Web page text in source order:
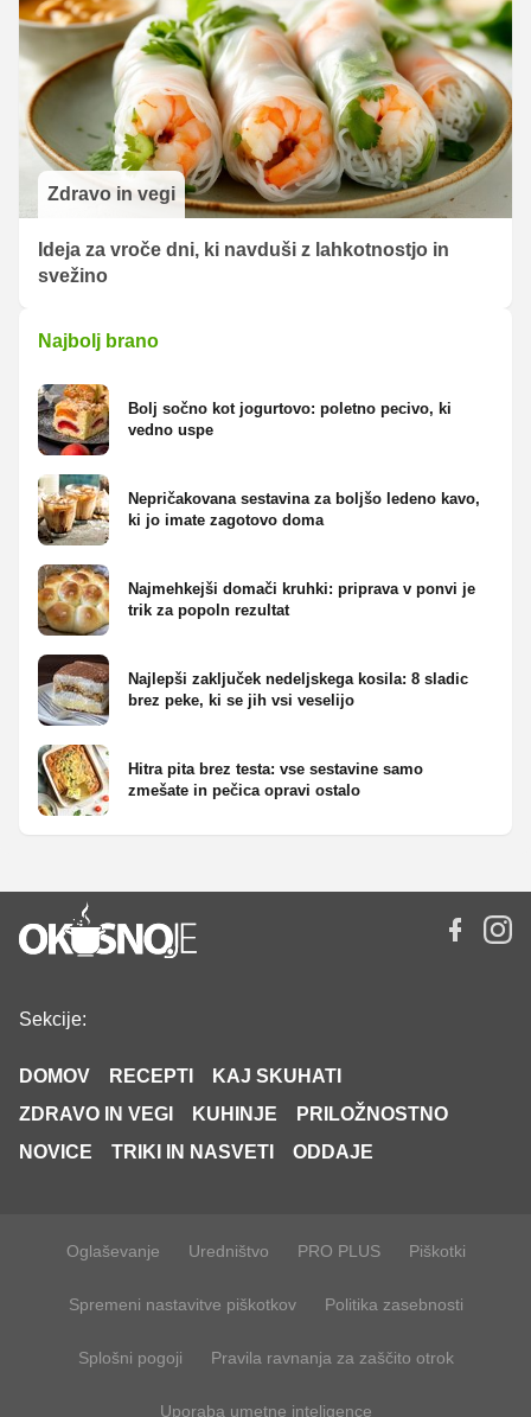
Zdravo in vegi
Ideja za vroče dni, ki navduši z lahkotnostjo in
svežino
Najbolj brano
Bolj sočno kot jogurtovo: poletno pecivo, ki
vedno uspe
Nepričakovana sestavina za boljšo ledeno kavo,
ki jo imate zagotovo doma
Najmehkejši domači kruhki: priprava v ponvi je
trik za popoln rezultat
Najlepši zaključek nedeljskega kosila: 8 sladic
brez peke, ki se jih vsi veselijo
Hitra pita brez testa: vse sestavine samo
zmešate in pečica opravi ostalo
Sekcije:
DOMOV RECEPTI
KAJ SKUHATI
ZDRAVO IN VEGI
KUHINJE
PRILOŽNOSTNO
NOVICE
TRIKI IN NASVETI ODDAJE
Oglaševanje Uredništvo PRO PLUS Piškotki
Spremeni nastavitve piškotkov Politika zasebnosti
Splošni pogoji Pravila ravnanja za zaščito otrok
Uporaba umetne inteligence